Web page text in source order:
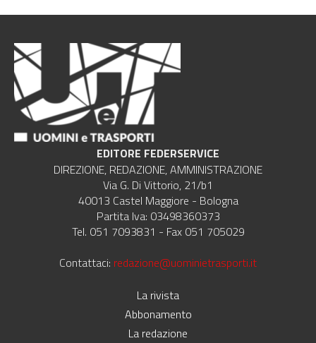
EDITORE FEDERSERVICE
DIREZIONE, REDAZIONE, AMMINISTRAZIONE
Via G. Di Vittorio, 21/b1
40013 Castel Maggiore - Bologna
Partita Iva: 03498360373
Tel. 051 7093831 - Fax 051 705029
Contattaci: redazione@uominietrasporti.it
La rivista
Abbonamento
La redazione